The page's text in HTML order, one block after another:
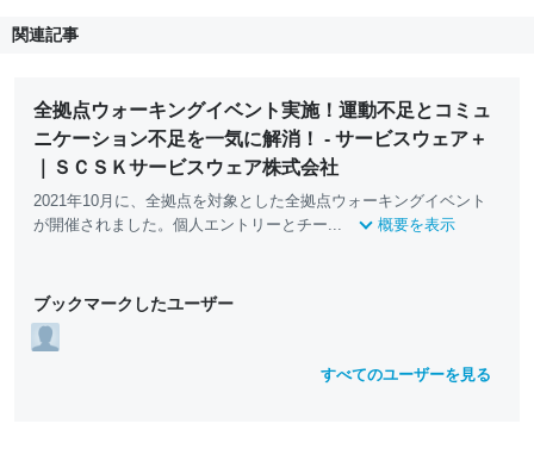
関連記事
全拠点ウォーキングイベント実施！運動不足とコミュ
ニケーション不足を一気に解消！ - サービスウェア＋
｜ＳＣＳＫサービスウェア株式会社
2021年10月に、全拠点を対象とした全拠点ウォーキングイベント
が開催されました。個人エントリーとチー...
概要を表示
ブックマークしたユーザー
すべてのユーザーを見る